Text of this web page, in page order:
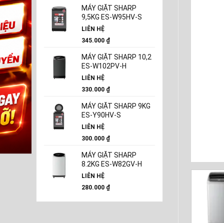
MÁY GIẶT SHARP
9,5KG ES-W95HV-S
LIÊN HỆ
345.000 ₫
MÁY GIẶT SHARP 10,2
ES-W102PV-H
LIÊN HỆ
330.000 ₫
MÁY GIẶT SHARP 9KG
ES-Y90HV-S
LIÊN HỆ
300.000 ₫
MÁY GIẶT SHARP
8.2KG ES-W82GV-H
LIÊN HỆ
280.000 ₫